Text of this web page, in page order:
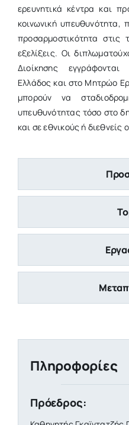
ερευνητικά κέντρα και
κοινωνική υπευθυνότητα,
προσαρμοστικότητα στις
εξελίξεις. Οι
Διοίκησης
Ελλάδος και στο Μητρώο
μπορούν να
υπευθυνότητας τόσο στο
και σε εθνικούς ή διεθνείς
Πληροφορίες
Πρόεδρος: